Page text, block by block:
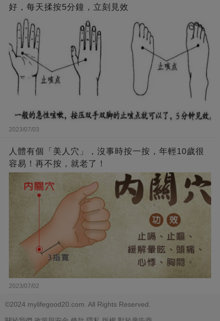
好，每天揉按5分鐘，立刻見效
2023/07/03
人體有個「美人穴」，沒事時按一按，年輕10歲很
容易！再不按，就老了！
2023/07/02
©2024 mylifegood20.com. All Rights Reserved.